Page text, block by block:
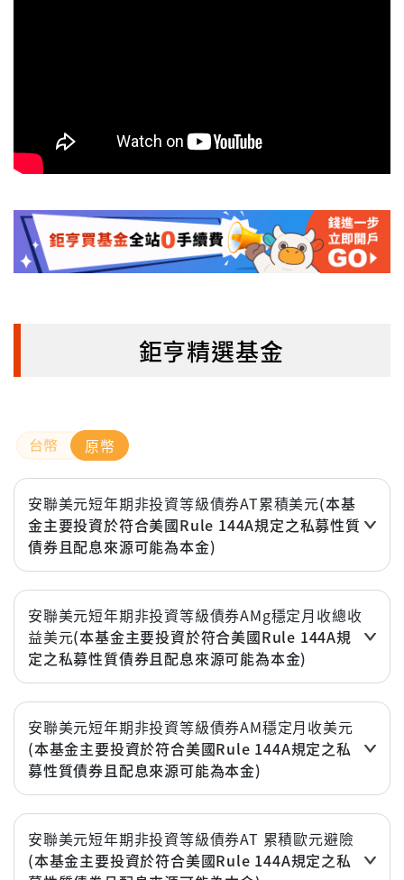
鉅亨精選基金
原幣
安聯美元短年期非投資等級債券AT累積美元(本基
金主要投資於符合美國Rule 144A規定之私募性質
債券且配息來源可能為本金)
近6個月
1.06%
近1年(%)
3.67%
近2年(%)
近3年
15.37%
年初至今
1.27%
立即申購
安聯美元短年期非投資等級債券AMg穩定月收總收
益美元(本基金主要投資於符合美國Rule 144A規
定之私募性質債券且配息來源可能為本金)
近6個月
1.06%
近1年(%)
3.67%
近2年(%)
近3年
15.38%
年初至今
1.27%
安聯美元短年期非投資等級債券AM穩定月收美元
(本基金主要投資於符合美國Rule 144A規定之私
募性質債券且配息來源可能為本金)
近6個月
1.07%
近1年(%)
3.67%
安聯美元短年期非投資等級債券AT 累積歐元避險
(本基金主要投資於符合美國Rule 144A規定之私